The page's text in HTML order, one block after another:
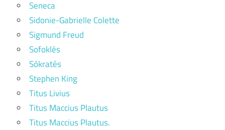
Seneca
Sidonie-Gabrielle Colette
Sigmund Freud
Sofoklés
Sókratés
Stephen King
Titus Livius
Titus Maccius Plautus
Titus Maccius Plautus.